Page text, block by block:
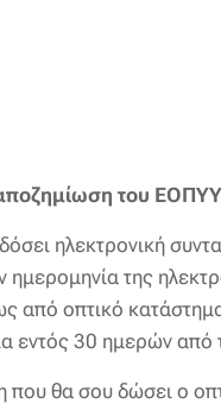
του ΕΟΠΥΥ
ηλεκτρονική
της
από οπτικό
εντός 30 ημερών από
που θα σου δώσει ο